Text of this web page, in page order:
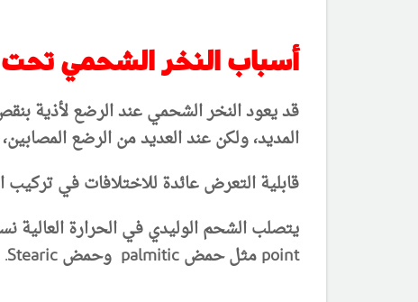
أسباب النخر الشحمي تحت
قد يعود النخر الشحمي عند الرضع لأذية
المديد، ولكن عند العديد من الرضع
قابلية التعرض عائدة للاختلافات في تركيب
point مثل حمض palmitic وحمض Stearic.